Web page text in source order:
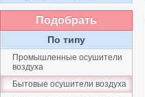
Подобрать
По типу
Промышленные осушители
воздуха
Бытовые осушители воздуха